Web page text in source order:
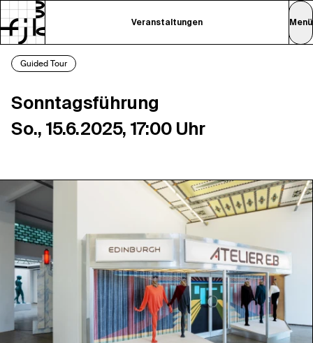
Veranstaltungen Menü
Guided Tour
Sonntagsführung
So., 15.6.2025, 17:00 Uhr